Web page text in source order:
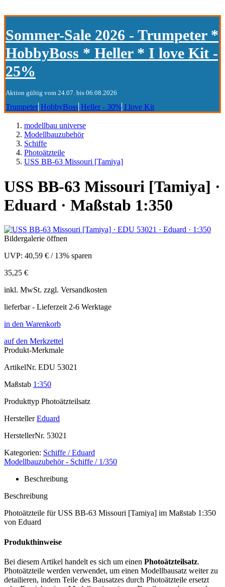
Sommer-Sale 2026 - Trumpeter *
HobbyBoss * Heller * I love Kit -
25%
Aktion gültig vom 24.07. bis 06.08.2026
Trumpeter HobbyBoss Heller - 30% I love Kit
modellbau universe
Modellbauzubehör
Schiffe
Photoätzteile
USS BB-63 Missouri [Tamiya]
USS BB-63 Missouri [Tamiya] ·
Eduard · Maßstab 1:350
Bildergalerie öffnen
UVP: 40,59 € / 13% sparen
35,25 €
inkl. MwSt. zzgl. Versandkosten
lieferbar - Lieferzeit 2-6 Werktage
in den Warenkorb
auf den Merkzettel
Produkt-Merkmale
ArtikelNr. EDU 53021
Maßstab 1:350
Produkttyp Photoätzteilsatz
Hersteller Eduard
HerstellerNr. 53021
Kategorien: Schiffe / Eduard
Modellbauzubehör - Schiffe / 1/350
Beschreibung
Beschreibung
Photoätzteile für USS BB-63 Missouri [Tamiya] im Maßstab 1:350
von Eduard
Produkthinweise
Bei diesem Artikel handelt es sich um einen Photoätzteilsatz.
Photoätzteile werden verwendet, um einen Modellbausatz weiter zu
detailieren, indem Teile des Bausatzes durch Photoätzteile ersetzt